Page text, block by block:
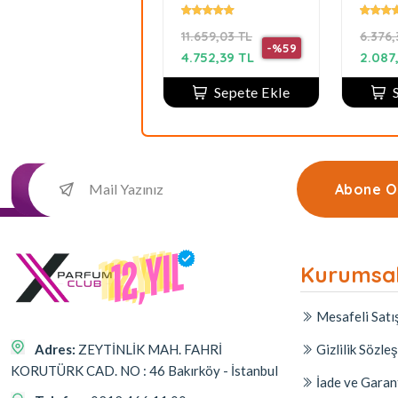
EDP 100 ML
UNISEX PARFUM
11.659,03 TL
-%59
4.752,39 TL
Sepete Ekle
ml
Abone
Adres: ZEYTİNLİK MAH. FAHRİ
KORUTÜRK CAD. NO : 46 Bakırköy - İstanbul
Mesafeli
Gizlilik
İade ve